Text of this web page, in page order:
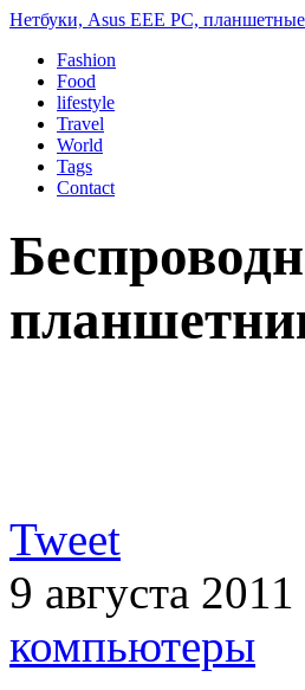
Нетбуки, Asus EEE PC,
Fashion
Food
lifestyle
Travel
World
Tags
Contact
Tweet
9 августа 2011
компьютеры